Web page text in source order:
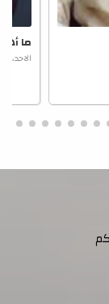
ما
الاحد، 25 اغسطس 2024